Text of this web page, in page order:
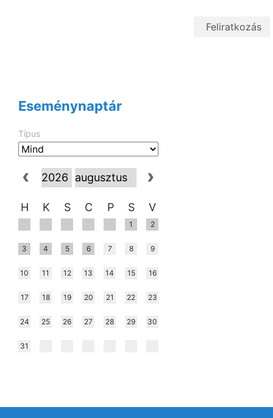
Eseménynaptár
Típus
H K S C P S V
1 2
3 4 5 6 7 8 9
10 11 12 13 14 15 16
17 18 19 20 21 22 23
24 25 26 27 28 29 30
31